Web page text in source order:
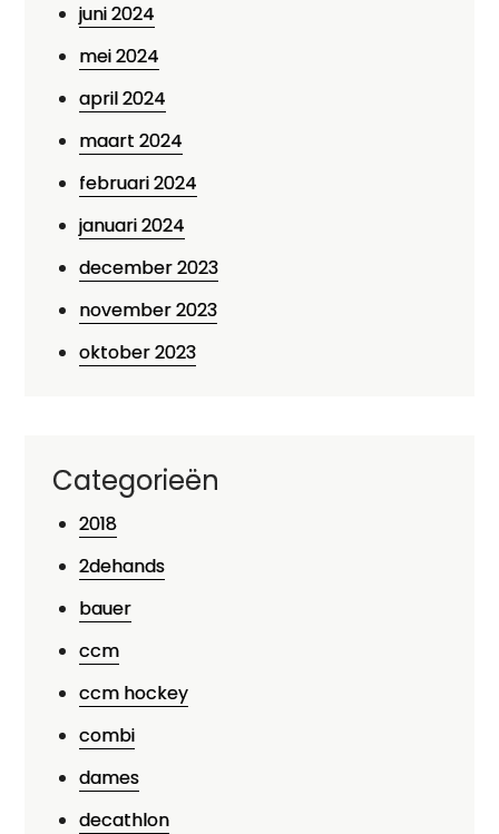
juni 2024
mei 2024
april 2024
maart 2024
februari 2024
januari 2024
december 2023
november 2023
oktober 2023
Categorieën
2018
2dehands
bauer
ccm
ccm hockey
combi
dames
decathlon